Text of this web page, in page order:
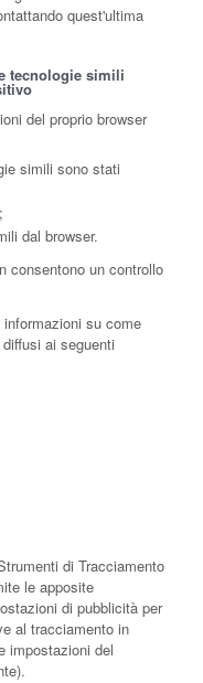
quest'ultima
tecnologie simili
del proprio browser
simili sono stati
dal browser.
consentono un controllo
su come
ai seguenti
di Tracciamento
le apposite
di pubblicità per
al tracciamento in
impostazioni del